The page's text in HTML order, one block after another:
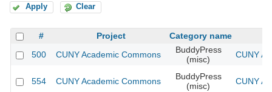
Apply Clear
# Project
Category name
500
CUNY Academic Commons
BuddyPress
(misc)
CUNY
554 CUNY Academic Commons
BuddyPress
(misc)
CUNY